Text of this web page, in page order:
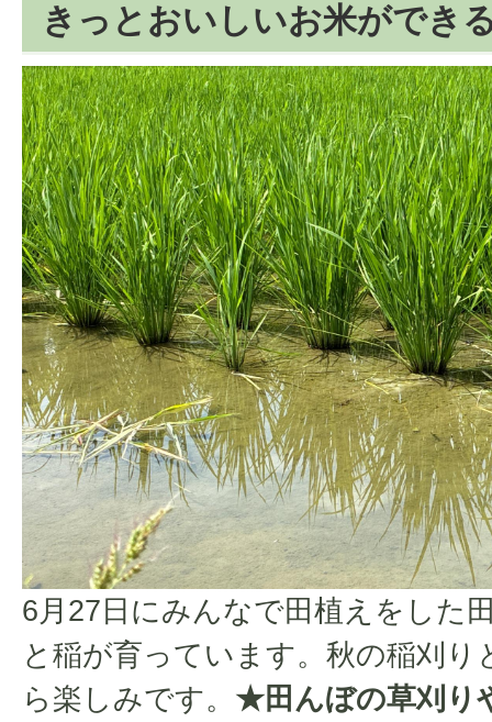
きっとおいしいお米ができ
6月27日にみんなで田植えをした
と稲が育っています。秋の稲刈り
ら楽しみです。 ★田んぼの草刈り